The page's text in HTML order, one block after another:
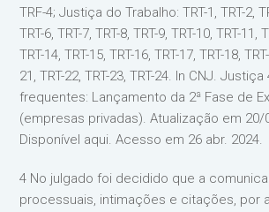
TRF-4; Justiça do Trabalho: TRT-1, TRT-2,
TRT-6, TRT-7, TRT-8, TRT-9, TRT-10, TRT-11,
TRT-14, TRT-15, TRT-16, TRT-17, TRT-18,
21, TRT-22, TRT-23, TRT-24. In CNJ.
frequentes: Lançamento da 2ª Fase de
(empresas privadas). Atualização em 20/
Disponível aqui. Acesso em 26 abr. 2024.
4 No julgado foi decidido que a
processuais, intimações e citações, por